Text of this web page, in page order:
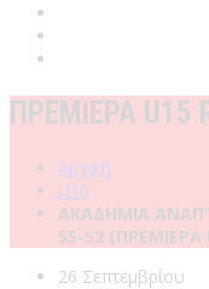
ΠΡΕΜΙΕΡΑ U15
Αρχική
U16
ΑΚΑΔΗΜΙΑ
55-52 (ΠΡΕΜΙΕΡΑ
26 Σεπτεμβρίου